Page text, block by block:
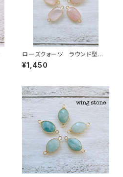
ローズクォーツ ラウンド型 2
カン
¥1,450